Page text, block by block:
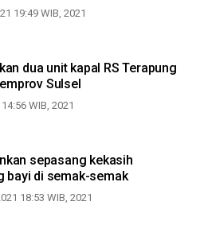
19:49 WIB, 2021
dua unit kapal RS Terapung
Sulsel
WIB, 2021
sepasang kekasih
bayi di semak-semak
18:53 WIB, 2021